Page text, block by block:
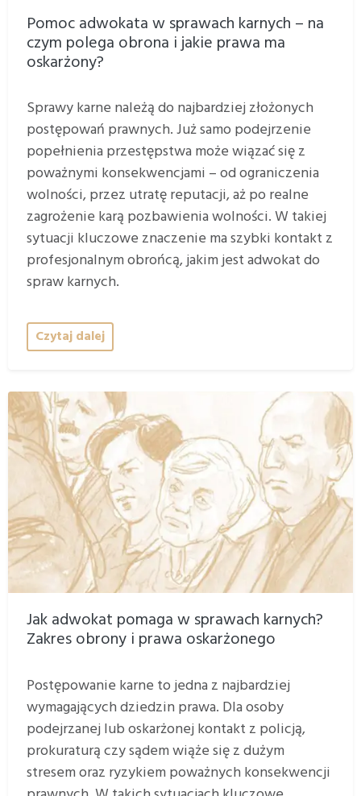
Pomoc adwokata w sprawach karnych – na
czym polega obrona i jakie prawa ma
oskarżony?
Sprawy karne należą do najbardziej złożonych
postępowań prawnych. Już samo podejrzenie
popełnienia przestępstwa może wiązać się z
poważnymi konsekwencjami – od ograniczenia
wolności, przez utratę reputacji, aż po realne
zagrożenie karą pozbawienia wolności. W takiej
sytuacji kluczowe znaczenie ma szybki kontakt z
profesjonalnym obrońcą, jakim jest adwokat do
spraw karnych.
Czytaj dalej
Jak adwokat pomaga w sprawach karnych?
Zakres obrony i prawa oskarżonego
Postępowanie karne to jedna z najbardziej
wymagających dziedzin prawa. Dla osoby
podejrzanej lub oskarżonej kontakt z policją,
prokuraturą czy sądem wiąże się z dużym
stresem oraz ryzykiem poważnych konsekwencji